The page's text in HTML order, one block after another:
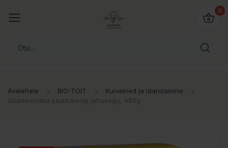
0
Avalehele BIO-TOIT
Kuivained ja idandamine
Gluteenivaba juustukoogi jahusegu, 485g